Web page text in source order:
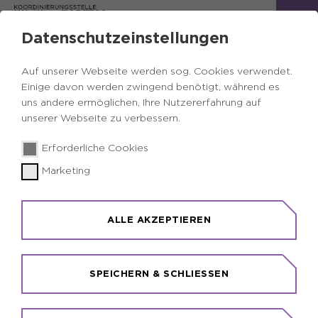
DIGITAL HEALTH NEWS
Zurück
15.01.2026 | Digital Health News
„Gesünder.IN.NRW“ stärkt medizinische
Datenschutzeinstellungen
Auf unserer Webseite werden sog. Cookies verwendet.
Einige davon werden zwingend benötigt, während es
uns andere ermöglichen, Ihre Nutzererfahrung auf
unserer Webseite zu verbessern.
Erforderliche Cookies
Marketing
ALLE AKZEPTIEREN
SPEICHERN & SCHLIESSEN